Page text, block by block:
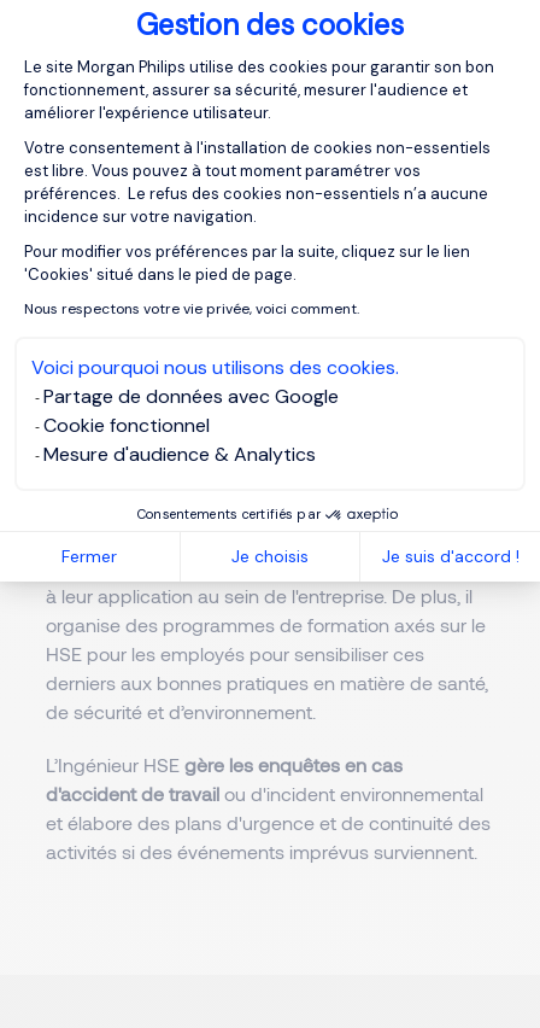
Gestion des cookies
Plateforme de Gestion du
Le site Morgan Philips utilise des cookies pour garantir son bon
fonctionnement, assurer sa sécurité, mesurer l'audience et
améliorer l'expérience utilisateur.
Votre consentement à l'installation de cookies non-essentiels
est libre. Vous pouvez à tout moment paramétrer vos
préférences. Le refus des cookies non-essentiels n’a aucune
incidence sur votre navigation.
Pour modifier vos préférences par la suite, cliquez sur le lien
'Cookies' situé dans le pied de page.
Nous respectons votre vie privée, voici comment.
Voici pourquoi nous utilisons des cookies.
Partage de données avec Google
Cookie fonctionnel
Mesure d'audience & Analytics
Consentements certifiés par
Fermer Je choisis Je suis d'accord !
Axeptio consent
Missionsprincipales
L’Ingénieur HSE a pour mission de garantirla santé
et la sécurité des employés au sein d’une
entreprise
. Il assume plusieurs tâches importantes,
comme la mise en œuvre d'une politique de
sécurité stricte pour réduire les accidents du travail
et veiller au respect des consignes de sécurité. Il
assure également que les installations sont fiables
afin de garantir la sécurité des employés. Pour cela,
il procède à des inspections régulières pour
préventives appropriées. Il établit souvent des
rapports qu'il transmet à la direction concernant les
performances de la société en matière de HSE.
politiques ainsi que des procédures pour garantir la
sur les nouvelles réglementations en vigueur et veille
à leur application au sein de l'entreprise. De plus, il
organise des programmes de formation axés sur le
HSE pour les employés pour sensibiliser ces
derniers aux bonnes pratiques en matière de santé,
de sécurité et d’environnement.
L’Ingénieur HSE gère les enquêtes en cas
d'accident de travailou d'incident environnemental
et élabore des plans d'urgence et de continuité des
activités si des événements imprévus surviennent.